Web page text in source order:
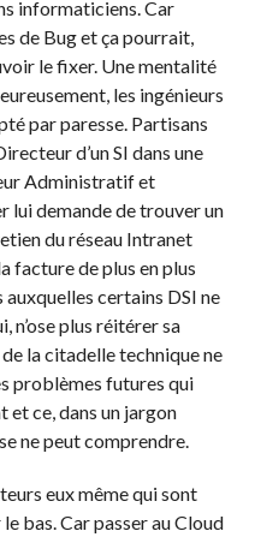
informaticiens. Car
de Bug et ça pourrait,
le fixer. Une mentalité
les ingénieurs
par paresse. Partisans
d’un SI dans une
Administratif et
lui demande de trouver un
du réseau Intranet
facture de plus en plus
auxquelles certains DSI ne
n’ose plus réitérer sa
la citadelle technique ne
problèmes futures qui
ce, dans un jargon
ne peut comprendre.
eux même qui sont
bas. Car passer au Cloud